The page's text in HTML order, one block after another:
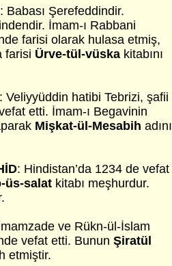
: Babası Şerefeddindir.
İmam-ı Rabbani
farisi olarak hulasa etmiş,
farisi Ürve-tül-vüska kitabını
: Veliyyüddin hatibi Tebrizi, şafii
etti. İmam-ı Begavinin
Mişkat-ül-Mesabih adını
: Hindistan’da 1234 de vefat
üs-salat kitabı meşhurdur.
ve Rükn-ül-İslam
vefat etti. Bunun Şiratül
etmiştir.